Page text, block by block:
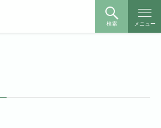
検索 メニュー